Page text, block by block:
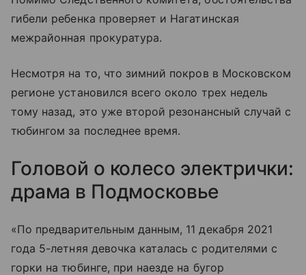
гибели ребенка проверяет и Нагатинская
межрайонная прокуратура.
Несмотря на то, что зимний покров в Московском
регионе установился всего около трех недель
тому назад, это уже второй резонансный случай с
тюбингом за последнее время.
Головой о колесо электрички:
драма в Подмосковье
«По предварительным данным, 11 декабря 2021
года 5-летняя девочка каталась с родителями с
горки на тюбинге, при наезде на бугор